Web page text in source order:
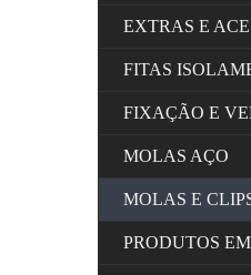
EXTRAS E
FITAS
FIXAÇÃO E
MOLAS AÇO
MOLAS E
PRODUTOS